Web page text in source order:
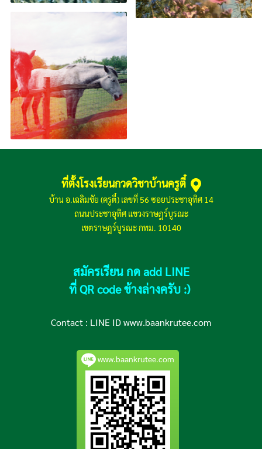
ที่ตั้งโรงเรียนกวดวิชาบ้านครูตี๋
บ้าน อ.เฉลิมชัย (ครูตี๋) เลขที่ 56 ซอยประชาอุทิศ 14
ถนนประชาอุทิศ แขวงราษฎร์บูรณะ
เขตราษฎร์บูรณะ กทม. 10140
สมัครเรียน กด add LINE
ที่ QR code ข้างล่างครับ :)
Contact : LINE ID www.baankrutee.com
www.baankrutee.com